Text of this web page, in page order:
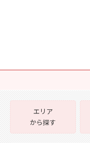
エリア
から探す